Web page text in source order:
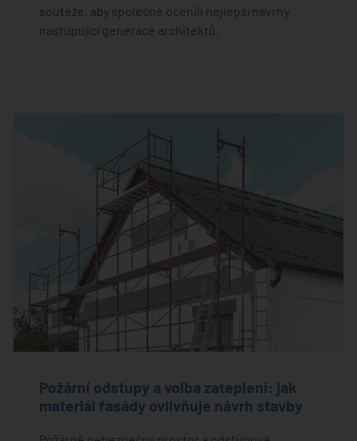
soutěže, aby společně ocenili nejlepší návrhy
nastupující generace architektů.
Požární odstupy a volba zateplení: jak
materiál fasády ovlivňuje návrh stavby